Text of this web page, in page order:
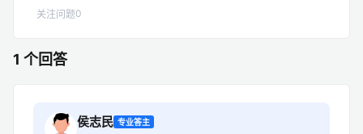
关注问题0
1 个回答
侯志民 专业答主